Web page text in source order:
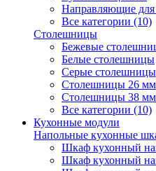
Направляющие
Все категории (10)
Столешницы
Бежевые
Белые столешницы
Серые столешницы
Столешницы 26 мм
Столешницы 38 мм
Все категории (10)
Кухонные модули
Напольные кухонные
Шкаф кухонный
Шкаф кухонный